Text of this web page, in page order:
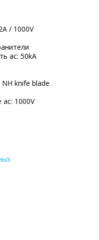
/ 1000V
ac: 50kA
knife blade
ac: 1000V